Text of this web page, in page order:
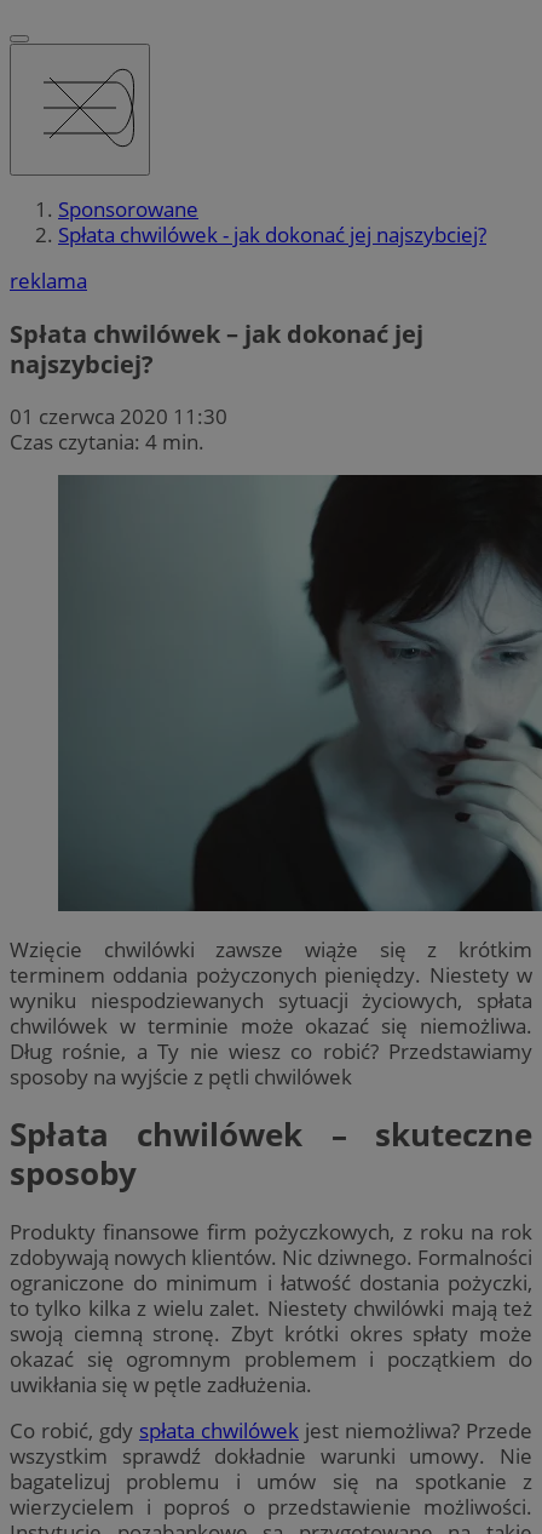
Sponsorowane
Spłata chwilówek - jak dokonać jej najszybciej?
reklama
Spłata chwilówek – jak dokonać jej
najszybciej?
01 czerwca 2020 11:30
Czas czytania: 4 min.
Wzięcie chwilówki zawsze wiąże się z krótkim
terminem oddania pożyczonych pieniędzy. Niestety w
wyniku niespodziewanych sytuacji życiowych, spłata
chwilówek w terminie może okazać się niemożliwa.
Dług rośnie, a Ty nie wiesz co robić? Przedstawiamy
sposoby na wyjście z pętli chwilówek
Spłata chwilówek – skuteczne
sposoby
Produkty finansowe firm pożyczkowych, z roku na rok
zdobywają nowych klientów. Nic dziwnego. Formalności
ograniczone do minimum i łatwość dostania pożyczki,
to tylko kilka z wielu zalet. Niestety chwilówki mają też
swoją ciemną stronę. Zbyt krótki okres spłaty może
okazać się ogromnym problemem i początkiem do
uwikłania się w pętle zadłużenia.
Co robić, gdy spłata chwilówek jest niemożliwa? Przede
wszystkim sprawdź dokładnie warunki umowy. Nie
bagatelizuj problemu i umów się na spotkanie z
wierzycielem i poproś o przedstawienie możliwości.